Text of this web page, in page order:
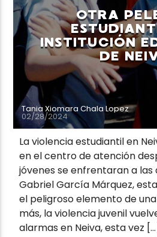
OTRA
INSTITUCIÓN
DE
Tania Xiomara Chala Lopez
02/28/2024
La violencia estudiantil en
en el centro de atención
jóvenes se enfrentaran a
Gabriel García Márquez,
el peligroso elemento de
más, la violencia juvenil
alarmas en Neiva, esta vez